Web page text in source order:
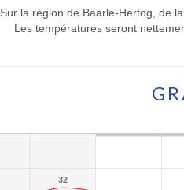
Sur la région de Baarle-Hertog, de
Les températures seront
32
32